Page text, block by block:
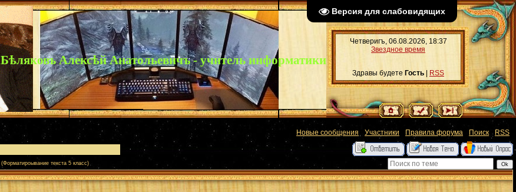
Версия для слабовидящих
Четверигъ, 06.08.2026, 18:37
Звездное время
Здравы будете Гость RSS
Бѣляковъ Алексѣй Анатольевичъ - учитель информатики
Новые сообщения Участники Правила форума Поиск· RSS
(Форматироывание текста 5 класс)